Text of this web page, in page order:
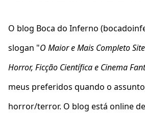
O blog Boca do Inferno
slogan "O Maior e Mais Completo
Horror, Ficção Científica e Cinema
meus preferidos quando o
horror/terror. O blog está online